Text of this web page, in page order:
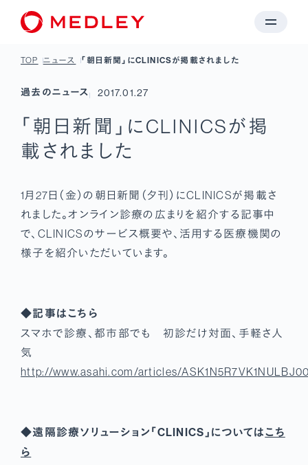
TOP ニュース 「朝日新聞」にCLINICSが掲載されました
過去のニュース 2017.01.27
「朝日新聞」にCLINICSが掲
載されました
1月27日（金）の朝日新聞（夕刊）にCLINICSが掲載さ
れました。オンライン診療の広まりを紹介する記事中
で、CLINICSのサービス概要や、活用する医療機関の
様子を紹介いただいています。
◆記事はこちら
スマホで診療、都市部でも 初診だけ対面、手軽さ人
気
http://www.asahi.com/articles/
◆遠隔診療ソリューション「CLINICS」についてはこち
ら